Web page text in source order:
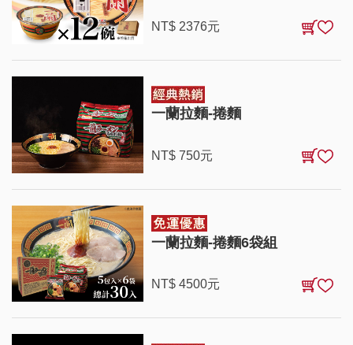
NT$ 2376元
一蘭拉麵-捲麵
NT$750元
一蘭拉麵-捲麵6袋組
NT$4500元